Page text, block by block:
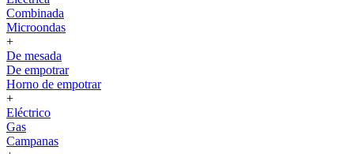
Combinada
Microondas
+
De mesada
De empotrar
Horno de empotrar
+
Eléctrico
Gas
Campanas